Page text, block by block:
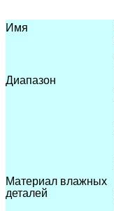
Имя
Диапазон
Материал влажных
деталей